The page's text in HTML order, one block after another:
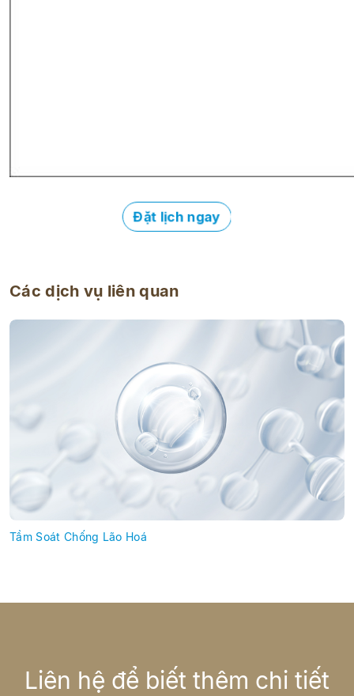
Đặt lịch ngay
Các dịch vụ liên quan
Tầm Soát Chống Lão Hoá
Liên hệ để biết thêm chi tiết